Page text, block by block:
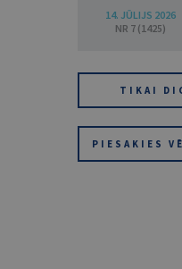
14. JŪLIJS 2026
NR 7 (1425)
TIKAI
PIESAKIES